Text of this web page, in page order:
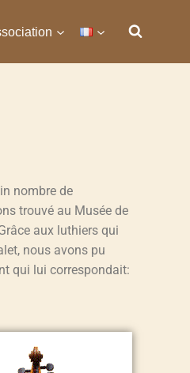
nombre de
trouvé au Musée de
aux luthiers qui
nous avons pu
qui lui correspondait: